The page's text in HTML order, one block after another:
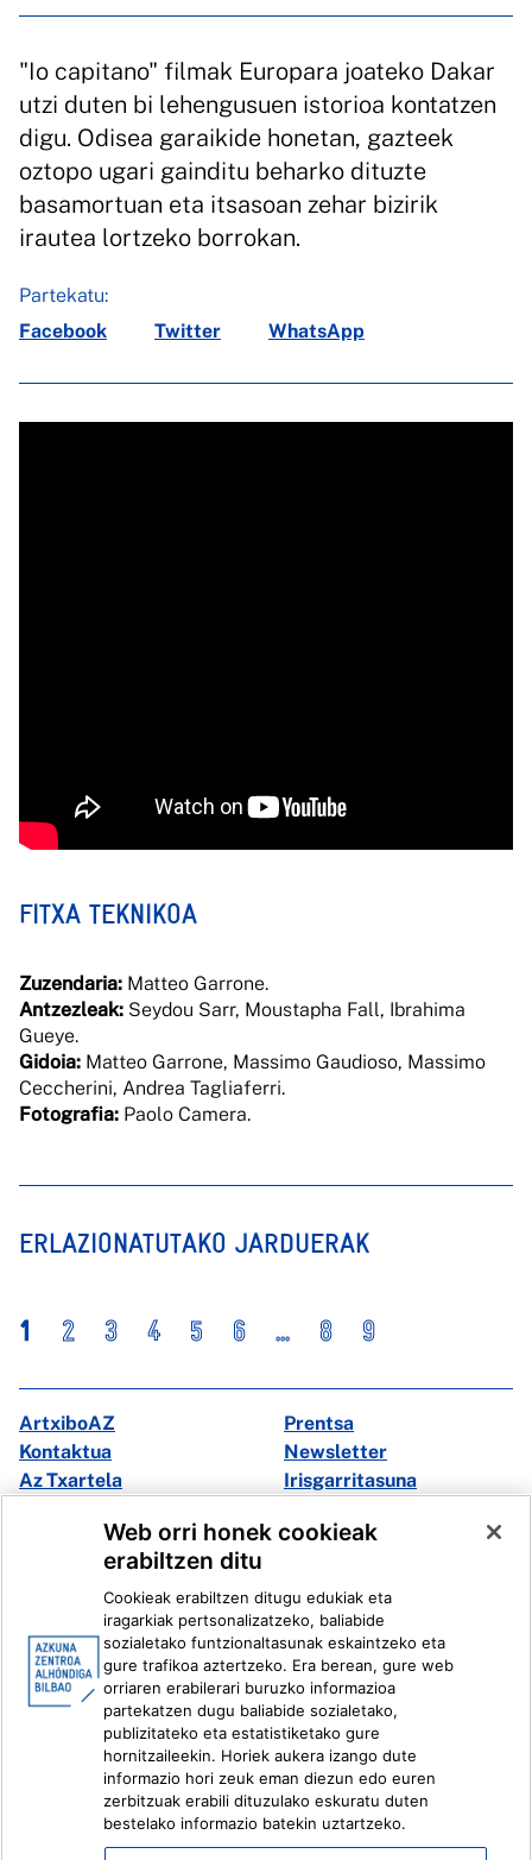
"Io capitano" filmak Europara joateko Dakar
utzi duten bi lehengusuen istorioa kontatzen
digu. Odisea garaikide honetan, gazteek
oztopo ugari gainditu beharko dituzte
basamortuan eta itsasoan zehar bizirik
irautea lortzeko borrokan.
Partekatu:
Facebook
Twitter WhatsApp
FITXA TEKNIKOA
Zuzendaria: Matteo Garrone.
Antzezleak: Seydou Sarr, Moustapha Fall, Ibrahima
Gueye.
Gidoia: Matteo Garrone, Massimo Gaudioso, Massimo
Ceccherini, Andrea Tagliaferri.
Fotografia: Paolo Camera.
ERLAZIONATUTAKO JARDUERAK
1 2 3 4 5 6 ... 8 9
ArtxiboAZ
Prentsa
Kontaktua
Newsletter
Az Txartela
Irisgarritasuna
Instagram
Youtube
Linkedin
Ivoox
Lege informazioa Barneko Informazio Sistema
Web orri honek cookieak
erabiltzen ditu
Cookieak erabiltzen ditugu edukiak eta
iragarkiak pertsonalizatzeko, baliabide
sozialetako funtzionaltasunak eskaintzeko eta
gure trafikoa aztertzeko. Era berean, gure web
orriaren erabilerari buruzko informazioa
partekatzen dugu baliabide sozialetako,
publizitateko eta estatistiketako gure
hornitzaileekin. Horiek aukera izango dute
informazio hori zeuk eman diezun edo euren
zerbitzuak erabili dituzulako eskuratu duten
bestelako informazio batekin uztartzeko.